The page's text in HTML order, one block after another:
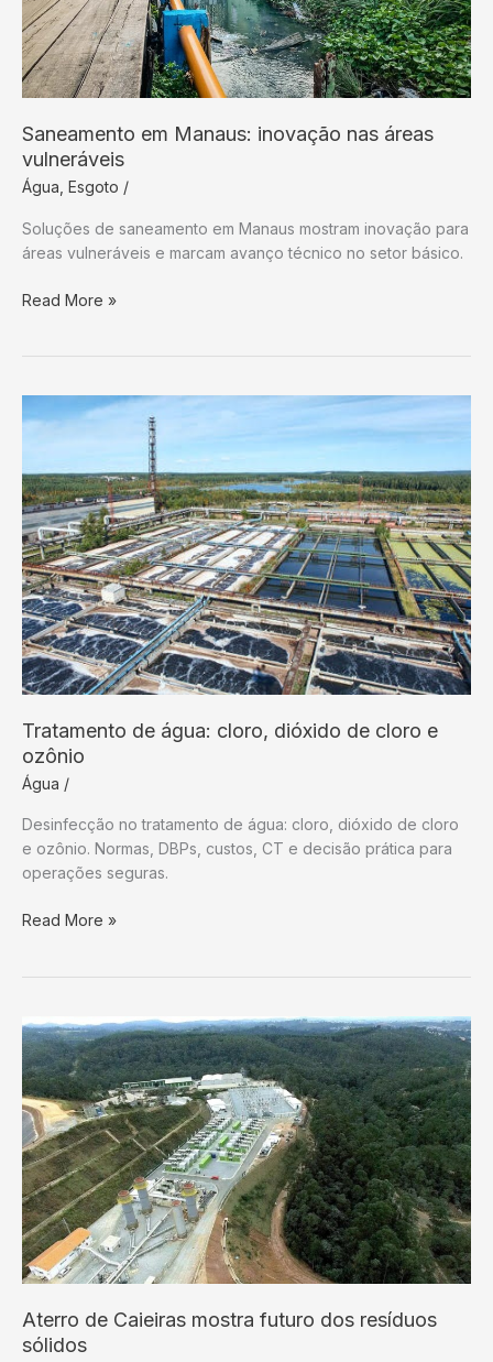
Saneamento em Manaus: inovação nas áreas
vulneráveis
Água Esgoto /
Soluções de saneamento em Manaus mostram inovação para
áreas vulneráveis e marcam avanço técnico no setor básico.
Saneamento
nas
áreas
Read More »
Tratamento de água: cloro, dióxido de cloro e
ozônio
Água /
Desinfecção no tratamento de água: cloro, dióxido de cloro
e ozônio. Normas, DBPs, custos, CT e decisão prática para
operações seguras.
Tratamento
de
cloro
e
ozônio
Read More »
Aterro de Caieiras mostra futuro dos resíduos
sólidos